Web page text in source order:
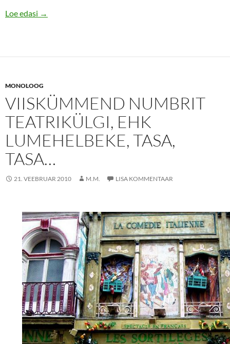
Loe edasi Süstik on tuul, kuid mis lõngast on lõim
→
MONOLOOG
VIISKÜMMEND NUMBRIT
TEATRIKÜLGI, EHK
LUMEHELBEKE, TASA,
TASA…
21. VEEBRUAR 2010 M.M. LISA KOMMENTAAR